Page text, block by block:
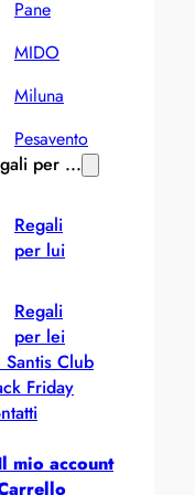
Pane
MIDO
Miluna
Pesavento
per ...
Regali
per lui
Regali
per lei
Santis Club
Friday
mio account